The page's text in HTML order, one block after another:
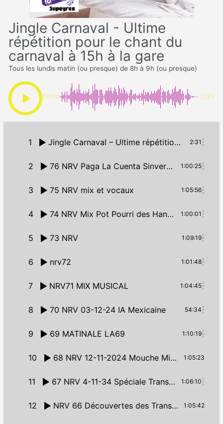
Jingle Carnaval - Ultime
répétition pour le chant du
carnaval à 15h à la gare
Tous les lundis matin (ou presque) de 8h à 9h (ou presque)
00:00 -2:31
1 Jingle Carnaval – Ultime répétition pour le chant du carnaval à 15h à la gare 2:31
2 76 NRV Paga La Cuenta Sinverguenza + chant carnaval 1:00:25
3 75 NRV mix et vocaux 1:05:56
4 74 NRV Mix Pot Pourri des Hannetons17-02-25 1:00:01
5 73 NRV 1:09:19
6 nrv72 1:01:48
7 NRV71 MIX MUSICAL 1:04:45
8 70 NRV 03-12-24 IA Mexicaine 54:34
9 69 MATINALE LA69 1:10:19
10 68 NRV 12-11-2024 Mouche Mineuse et Raptor House 1:05:23
11 67 NRV 4-11-34 Spéciale Transmusicales 1:06:10
12 NRV 66 Découvertes des Trans’NRV’Musicales 1:05:42